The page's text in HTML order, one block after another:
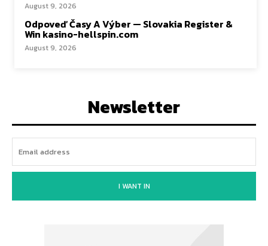
August 9, 2026
Odpoveď Časy A Výber — Slovakia Register &
Win kasino-hellspin.com
August 9, 2026
Newsletter
I WANT IN